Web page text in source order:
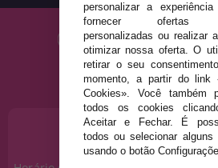
PRECISA DE
915 793
personalizar a
fornecer ofertas
personalizadas ou realizar
otimizar nossa oferta. O
retirar o seu
momento, a partir do link
Cookies». Você também
todos os cookies
Aceitar e Fechar. É
todos ou selecionar alguns
usando o botão